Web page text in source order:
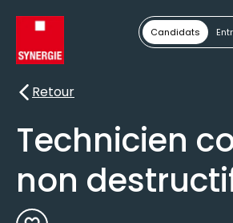
Candidats
Retour
Retour
Technicien
non